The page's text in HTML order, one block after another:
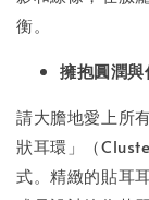
衡。
擁抱圓潤
請大膽地愛上所
狀耳環」（
式。精緻的貼耳